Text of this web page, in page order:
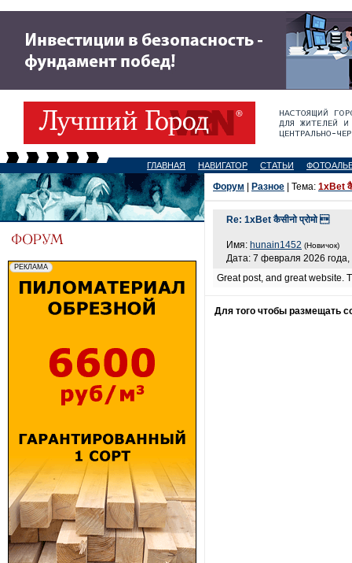
ГЛАВНАЯ НАВИГАТОР СТАТЬИ
Форум Разное | Тема: 1xBet
Re: 1xBet कैसीनो प्रोमो 
Имя: hunain1452 (Новичок)
Дата: 7 февраля 2026 года,
Great post, and great website.
Для того чтобы размещать